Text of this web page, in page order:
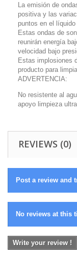
La emisión de
positiva y las
puntos en el
Estas ondas de
reunirán energía
velocidad bajo
Estas implosiones
producto para
ADVERTENCIA:
No resistente al
apoyo limpieza
REVIEWS (0)
Post a review and
No reviews at this
Write your review !